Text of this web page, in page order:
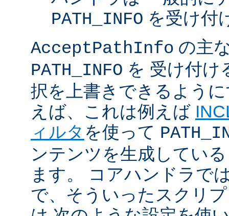
PATH_INFO を受け付
AcceptPathInfo の主
PATH_INFO を 受け付け
択を上書きできるよう
えば、これは例えば
ィルタ を使って
ンテンツを生成してい
ます。 コアハンドラで
で、そういったスクリ